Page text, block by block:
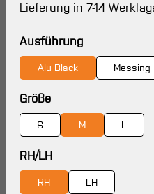
Lieferung in 7-14
Ausführungauswählen
Alu Black Messing
Größeauswählen
S M L
RH/LHauswählen
RH LH